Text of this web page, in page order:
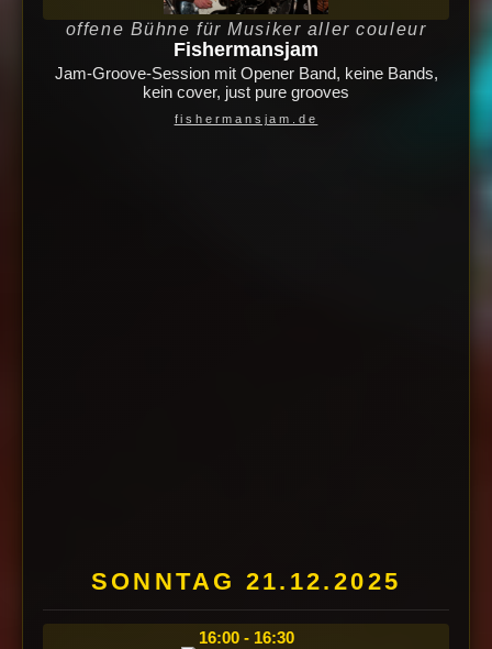
offene Bühne für Musiker aller couleur
Fishermansjam
Jam-Groove-Session mit Opener Band, keine Bands,
kein cover, just pure grooves
fishermansjam.de
SONNTAG 21.12.2025
16:00 - 16:30